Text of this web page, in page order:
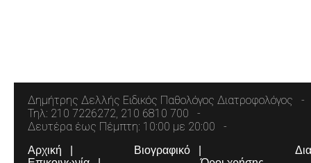
Δημήτρης Δελλής Ειδικός Παθολόγος Διατροφολόγος
Τηλ: 210 7226272, 210 6810 700
Δευτέρα έως Πέμπτη: 10:00 με 20:00
Αρχική Βιογραφικό